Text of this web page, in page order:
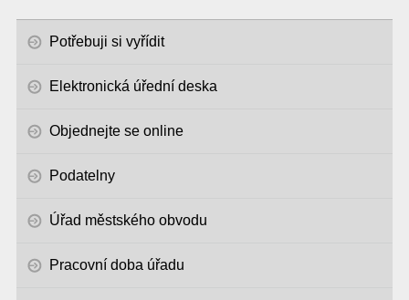
Potřebuji si vyřídit
Elektronická úřední deska
Objednejte se online
Podatelny
Úřad městského obvodu
Pracovní doba úřadu